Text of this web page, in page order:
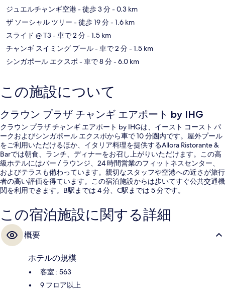
ジュエルチャンギ空港- 徒歩 3 分- 0.3 km
ザ ソーシャル ツリー - 徒歩 19 分- 1.6 km
スライド @ T3- 車で 2 分- 1.5 km
チャンギ スイミング プール- 車で 2 分- 1.5 km
シンガポール エクスポ - 車で 8 分- 6.0 km
この施設について
クラウン プラザ チャンギ エアポート by IHG
クラウン プラザ チャンギ エアポート by IHGは、イースト コースト パ
ークおよびシンガポール エクスポから車で 10 分圏内です。屋外プール
をご利用いただけるほか、イタリア料理を提供するAllora Ristorante &
Barでは朝食、ランチ、ディナーをお召し上がりいただけます。この高
級ホテルにはバー / ラウンジ、24 時間営業のフィットネスセンター、
およびテラスも備わっています。親切なスタッフや空港への近さが旅行
者の高い評価を得ています。この宿泊施設からは歩いてすぐ公共交通機
関を利用できます。B駅までは 4 分、C駅までは 5 分です。
この宿泊施設に関する詳細
概要
ホテルの規模
客室 : 563
9 フロア以上